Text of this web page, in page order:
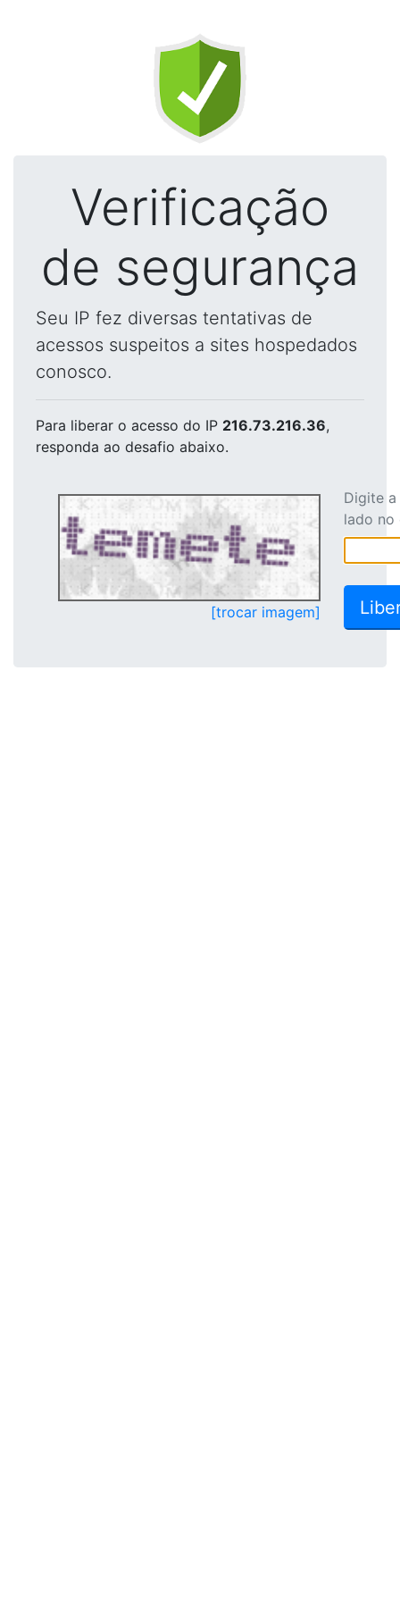
Verificação
de segurança
Seu IP fez diversas tentativas de
acessos suspeitos a sites hospedados
conosco.
Para liberar o acesso do IP 216.73.216.36,
responda ao desafio abaixo.
[trocar imagem]
Digite
lado no